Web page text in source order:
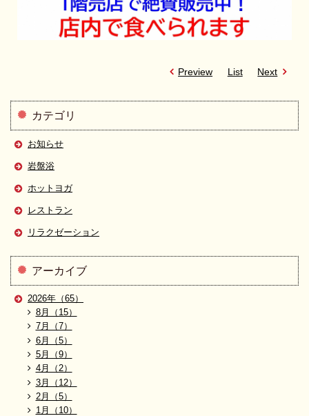
Preview List Next
カテゴリ
お知らせ
岩盤浴
ホットヨガ
レストラン
リラクゼーション
アーカイブ
2026年（65）
8月（15）
7月（7）
6月（5）
5月（9）
4月（2）
3月（12）
2月（5）
1月（10）